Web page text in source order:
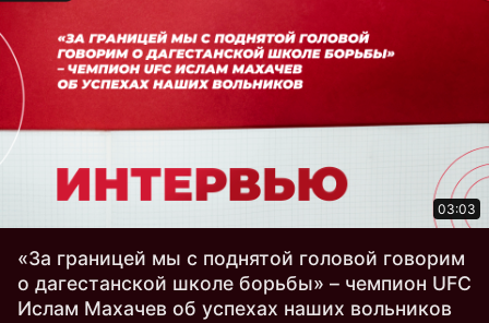
03:03
«За границей мы с поднятой головой говорим
о дагестанской школе борьбы» – чемпион UFC
Ислам Махачев об успехах наших вольников